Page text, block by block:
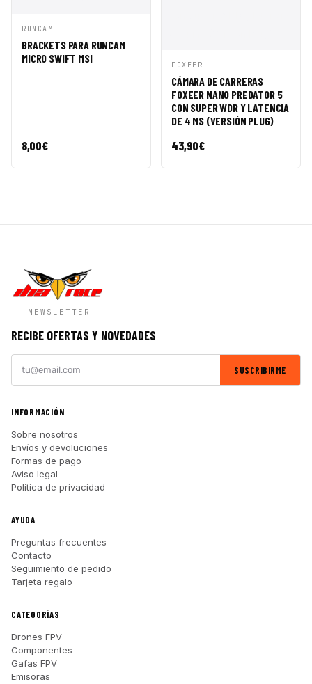
VISTA
RÁPIDA
CESTA
RUNCAM
BRACKETS PARA RUNCAM
MICRO SWIFT MSI
8,00€
VISTA
RÁPIDA
CESTA
FOXEER
CÁMARA DE CARRERAS
FOXEER NANO PREDATOR 5
CON SUPER WDR Y LATENCIA
DE 4 MS (VERSIÓN PLUG)
43,90€
NEWSLETTER
RECIBE OFERTAS Y NOVEDADES
SUSCRIBIRME
INFORMACIÓN
Sobre nosotros
Envíos y devoluciones
Formas de pago
Aviso legal
Política de privacidad
AYUDA
Preguntas frecuentes
Contacto
Seguimiento de pedido
Tarjeta regalo
CATEGORÍAS
Drones FPV
Componentes
Gafas FPV
Emisoras